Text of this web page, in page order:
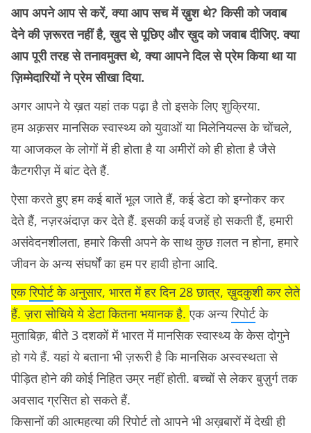
आप अपने आप से करें, क्या आप सच में ख़ुश थे? किसी को जवाब
देने की ज़रूरत नहीं है, ख़ुद से पूछिए और ख़ुद को जवाब दीजिए. क्या
आप पूरी तरह से तनावमुक्त थे, क्या आपने दिल से प्रेम किया था या
ज़िम्मेदारियों ने प्रेम सीखा दिया.
अगर आपने ये ख़त यहां तक पढ़ा है तो इसके लिए शुक्रिया.
हम अक़सर मानसिक स्वास्थ्य को युवाओं या मिलेनियल्स के चोंचले,
या आजकल के लोगों में ही होता है या अमीरों को ही होता है जैसे
कैटगरीज़ में बांट देते हैं.
ऐसा करते हुए हम कई बातें भूल जाते हैं, कई डेटा को इग्नोकर कर
देते हैं, नज़रअंदाज़ कर देते हैं. इसकी कई वजहें हो सकती हैं, हमारी
असंवेदनशीलता, हमारे किसी अपने के साथ कुछ ग़लत न होना, हमारे
जीवन के अन्य संघर्षों का हम पर हावी होना आदि.
एकरिपोर्टके अनुसार, भारत में हर दिन 28 छात्र, ख़ुदकुशी कर लेते
हैं. ज़रा सोचिये ये डेटा कितना भयानक है.एक अन्यरिपोर्टके
मुताबिक़, बीते 3 दशकों में भारत में मानसिक स्वास्थ्य के केस दोगुने
हो गये हैं. यहां ये बताना भी ज़रूरी है कि मानसिक अस्वस्थता से
पीड़ित होने की कोई निहित उम्र नहीं होती. बच्चों से लेकर बुज़ुर्ग तक
अवसाद ग्रसित हो सकते हैं.
किसानों की आत्महत्या की रिपोर्ट तो आपने भी अख़बारों में देखी ही